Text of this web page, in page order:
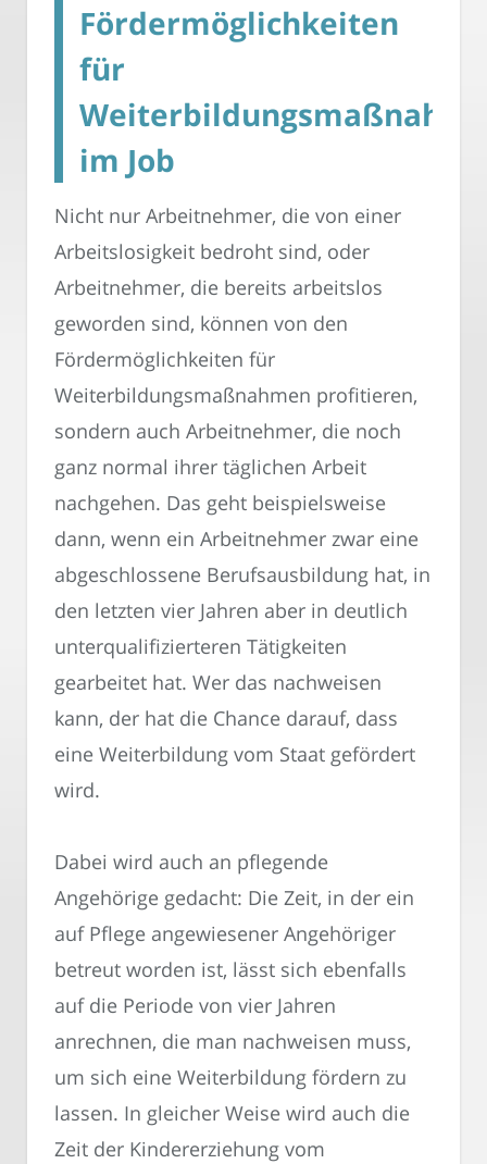
Fördermöglichkeiten
für
im Job
Nicht nur Arbeitnehmer, die von einer
Arbeitslosigkeit bedroht sind, oder
Arbeitnehmer, die bereits arbeitslos
geworden sind, können von den
Fördermöglichkeiten für
Weiterbildungsmaßnahmen profitieren,
sondern auch Arbeitnehmer, die noch
ganz normal ihrer täglichen Arbeit
nachgehen. Das geht beispielsweise
dann, wenn ein Arbeitnehmer zwar eine
abgeschlossene Berufsausbildung hat, in
den letzten vier Jahren aber in deutlich
unterqualifizierteren Tätigkeiten
gearbeitet hat. Wer das nachweisen
kann, der hat die Chance darauf, dass
eine Weiterbildung vom Staat gefördert
wird.
Dabei wird auch an pflegende
Angehörige gedacht: Die Zeit, in der ein
auf Pflege angewiesener Angehöriger
betreut worden ist, lässt sich ebenfalls
auf die Periode von vier Jahren
anrechnen, die man nachweisen muss,
um sich eine Weiterbildung fördern zu
lassen. In gleicher Weise wird auch die
Zeit der Kindererziehung vom